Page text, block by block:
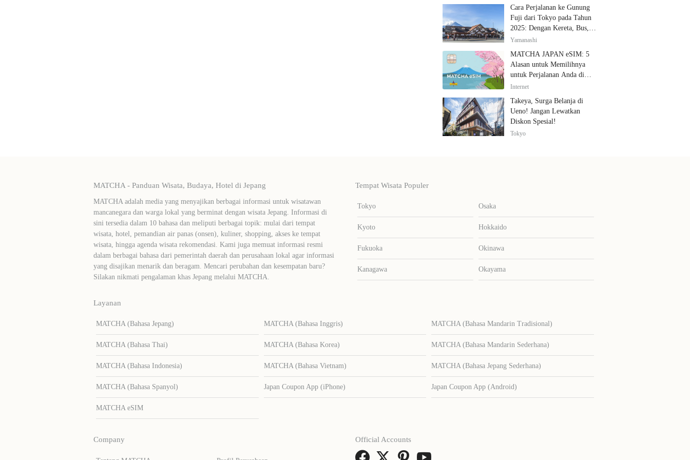
Cara Perjalanan ke Gunung
Fuji dari Tokyo pada Tahun
2025: Dengan Kereta, Bus,
dan Mobil
Yamanashi
MATCHA JAPAN eSIM: 5
Alasan untuk Memilihnya
untuk Perjalanan Anda di
Jepang
Internet
Takeya, Surga Belanja di
Ueno! Jangan Lewatkan
Diskon Spesial!
Tokyo
MATCHA - Panduan Wisata, Budaya, Hotel di Jepang
MATCHA adalah media yang menyajikan berbagai informasi untuk wisatawan
mancanegara dan warga lokal yang berminat dengan wisata Jepang. Informasi di
sini tersedia dalam 10 bahasa dan meliputi berbagai topik: mulai dari tempat
wisata, hotel, pemandian air panas (onsen), kuliner, shopping, akses ke tempat
wisata, hingga agenda wisata rekomendasi. Kami juga memuat informasi resmi
dalam berbagai bahasa dari pemerintah daerah dan perusahaan lokal agar informasi
yang disajikan menarik dan beragam. Mencari perubahan dan kesempatan baru?
Silakan nikmati pengalaman khas Jepang melalui MATCHA.
Tempat Wisata Populer
Tokyo Osaka
Kyoto Hokkaido
Fukuoka Okinawa
Kanagawa Okayama
Layanan
MATCHA (Bahasa Jepang) MATCHA (Bahasa Inggris) MATCHA (Bahasa Mandarin Tradisional)
MATCHA (Bahasa Thai) MATCHA (Bahasa Korea) MATCHA (Bahasa Mandarin Sederhana)
MATCHA (Bahasa Indonesia) MATCHA (Bahasa Vietnam) MATCHA (Bahasa Jepang Sederhana)
MATCHA (Bahasa Spanyol) Japan Coupon App (iPhone) Japan Coupon App (Android)
MATCHA eSIM
Company Official Accounts